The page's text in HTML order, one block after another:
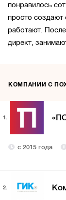
понравилось
просто создают
работают.
директ,
КОМПАНИИ С
1.
с 2015 года
2.